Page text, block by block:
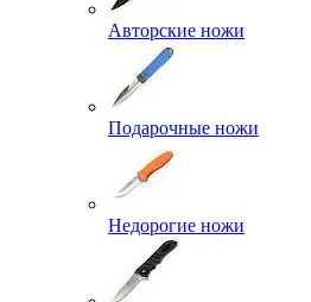
Авторские ножи
Подарочные ножи
Недорогие ножи